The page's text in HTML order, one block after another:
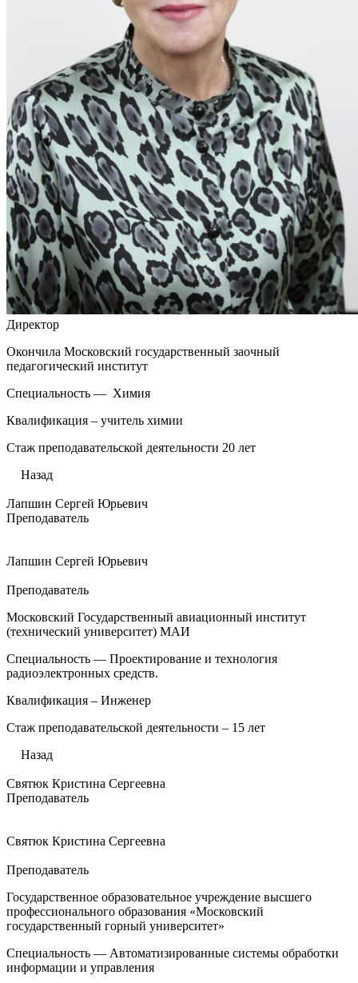
Директор
Окончила Московский государственный заочный
педагогический институт
Специальность — Химия
Квалификация – учитель химии
Стаж преподавательской деятельности 20 лет
Назад
Лапшин Сергей Юрьевич
Преподаватель
Лапшин Сергей Юрьевич
Преподаватель
Московский Государственный авиационный институт
(технический университет) МАИ
Специальность — Проектирование и технология
радиоэлектронных средств.
Квалификация – Инженер
Стаж преподавательской деятельности – 15 лет
Назад
Святюк Кристина Сергеевна
Преподаватель
Святюк Кристина Сергеевна
Преподаватель
Государственное образовательное учреждение высшего
профессионального образования «Московский
государственный горный университет»
Специальность — Автоматизированные системы обработки
информации и управления